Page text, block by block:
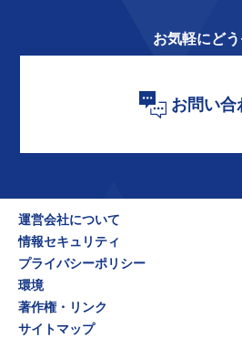
お気軽にど
お問い合
運営会社について
情報セキュリティ
プライバシーポリシー
環境
著作権・リンク
サイトマップ